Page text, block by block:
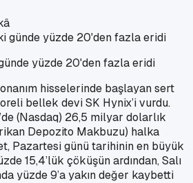
yüzde 20'den fazla eridi
hisselerinde başlayan sert
bellek devi SK Hynix’i vurdu.
(Nasdaq) 26,5 milyar dolarlık
Depozito Makbuzu) halka
Pazartesi günü tarihinin en büyük
15,4’lük çöküşün ardından, Salı
yüzde 9’a yakın değer kaybetti